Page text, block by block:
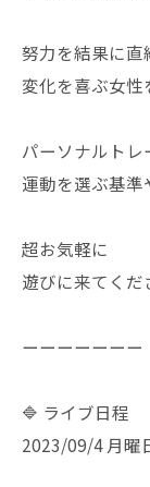
努力を結果に直
変化を喜ぶ女性
パーソナルト
運動を選ぶ基
超お気軽に
遊びに来てくだ
ーーーーーーー
🔷 ライブ日程
2023/09/4 月